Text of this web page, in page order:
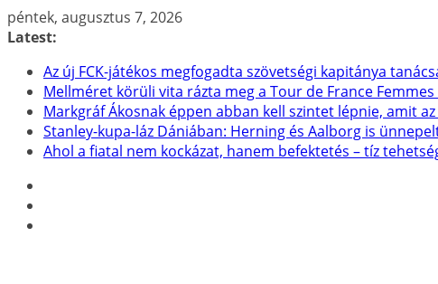
Skip
to
péntek, augusztus 7, 2026
Latest:
Az új FCK-játékos megfogadta szövetségi kapitánya
Mellméret körüli vita rázta meg a Tour de France
Markgráf Ákosnak éppen abban kell szintet lépnie, amit
Stanley-kupa-láz Dániában: Herning és Aalborg is
Ahol a fiatal nem kockázat, hanem befektetés – tíz